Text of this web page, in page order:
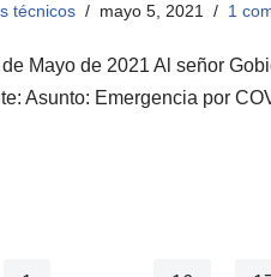
técnicos mayo 5, 2021 1
Mayo de 2021 Al señor
Asunto: Emergencia por